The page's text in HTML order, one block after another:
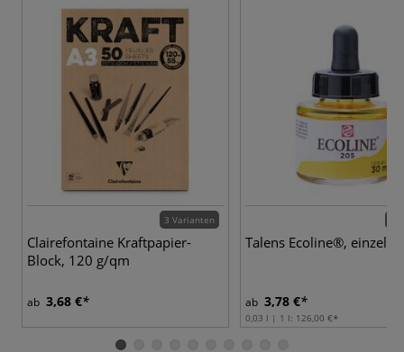
3 Varianten
Clairefontaine Kraftpapier-
Block, 120 g/qm
ab 3,68 €
Talens Ecoline®, einzeln
ab 3,78 €
0,03 l | 1 l: 126,00 €